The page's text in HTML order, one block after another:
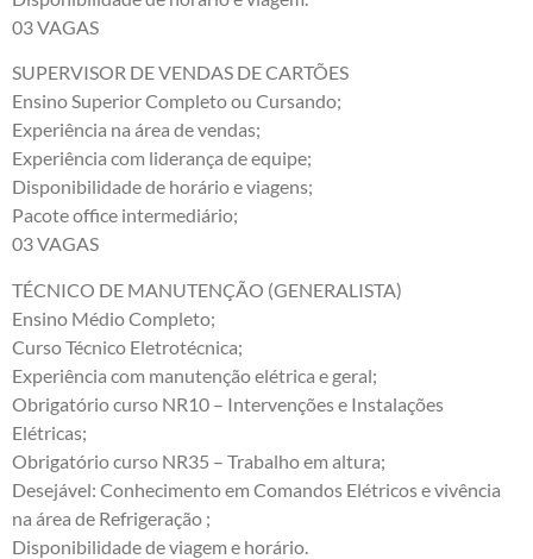
03 VAGAS
SUPERVISOR DE VENDAS DE CARTÕES
Ensino Superior Completo ou Cursando;
Experiência na área de vendas;
Experiência com liderança de equipe;
Disponibilidade de horário e viagens;
Pacote office intermediário;
03 VAGAS
TÉCNICO DE MANUTENÇÃO (GENERALISTA)
Ensino Médio Completo;
Curso Técnico Eletrotécnica;
Experiência com manutenção elétrica e geral;
Obrigatório curso NR10 – Intervenções e Instalações
Elétricas;
Obrigatório curso NR35 – Trabalho em altura;
Desejável: Conhecimento em Comandos Elétricos e vivência
na área de Refrigeração ;
Disponibilidade de viagem e horário.